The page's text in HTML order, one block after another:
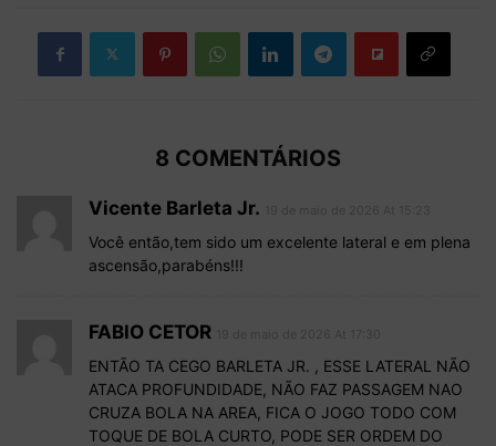
8 COMENTÁRIOS
Vicente Barleta Jr.
Você então,tem sido um excelente lateral e em plena
ascensão,parabéns!!!
FABIO CETOR
ENTÃO TA CEGO BARLETA JR. , ESSE LATERAL NÃO
ATACA PROFUNDIDADE, NÃO FAZ PASSAGEM NAO
CRUZA BOLA NA AREA, FICA O JOGO TODO COM
TOQUE DE BOLA CURTO, PODE SER ORDEM DO